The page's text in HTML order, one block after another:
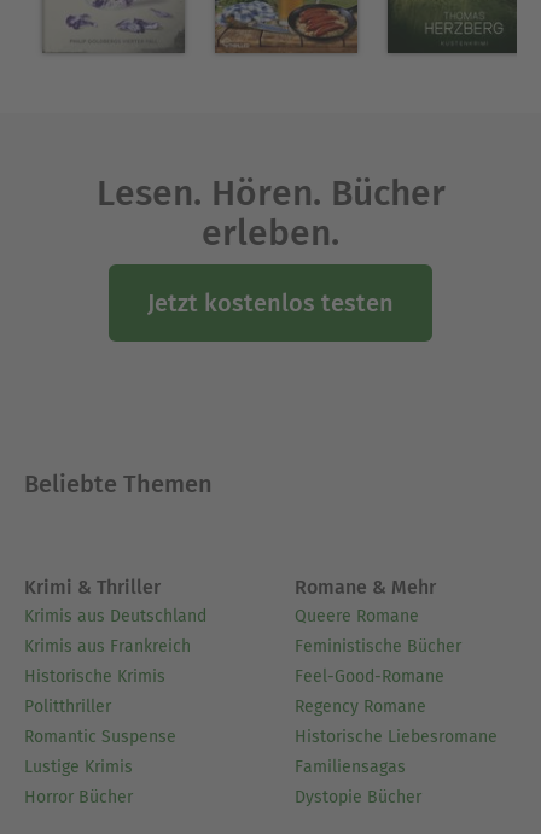
Lesen. Hören. Bücher
erleben.
Jetzt kostenlos testen
Beliebte Themen
Krimi & Thriller
Krimis aus Deutschland
Krimis aus Frankreich
Historische Krimis
Politthriller
Romantic Suspense
Lustige Krimis
Horror Bücher
Romane & Mehr
Queere Romane
Feministische Bücher
Feel-Good-Romane
Regency Romane
Historische Liebesromane
Familiensagas
Dystopie Bücher